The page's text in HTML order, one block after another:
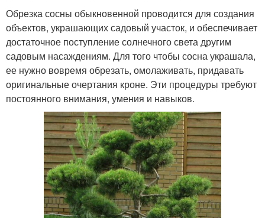
Обрезка сосны обыкновенной проводится для создания
объектов, украшающих садовый участок, и обеспечивает
достаточное поступление солнечного света другим
садовым насаждениям. Для того чтобы сосна украшала,
ее нужно вовремя обрезать, омолаживать, придавать
оригинальные очертания кроне. Эти процедуры требуют
постоянного внимания, умения и навыков.